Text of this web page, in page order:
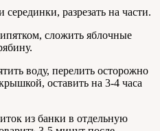
разрезать на части.
сложить яблочные
воду, перелить осторожно
оставить на 3-4 часа
из банки в отдельную